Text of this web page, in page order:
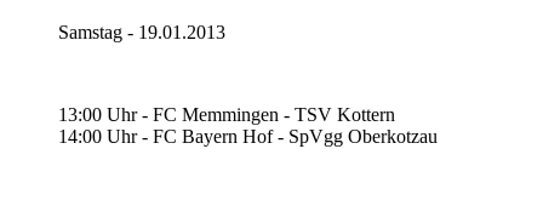
Samstag - 19.01.2013
13:00 Uhr - FC Memmingen - TSV Kottern
14:00 Uhr - FC Bayern Hof - SpVgg Oberkotzau